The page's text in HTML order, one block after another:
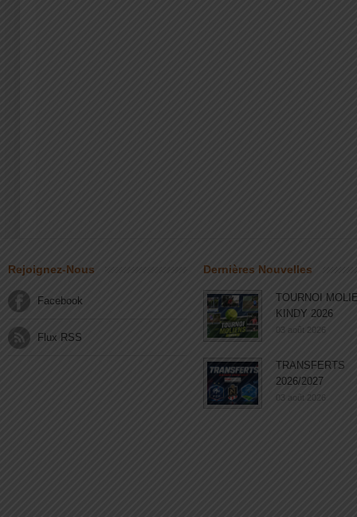
Rejoignez-Nous
Facebook
Flux RSS
Dernières Nouvelles
TOURNOI
KINDY 2026
03 août 2026
TRANSFERTS
2026/2027
03 août 2026